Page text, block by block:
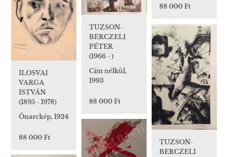
88 000 Ft
ILOSVAI
VARGA
ISTVÁN
(1895 - 1978)
Önarckép, 1924
88 000 Ft
TUZSON-
BERCZELI
PÉTER
(1966 - )
Cím nélkül,
1993
88 000 Ft
TUZSON-
BERCZELI